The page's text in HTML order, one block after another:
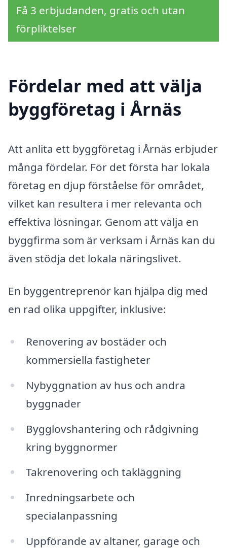
Få 3 erbjudanden, gratis och utan
förpliktelser
Fördelar med att välja
byggföretag i Årnäs
Att anlita ett byggföretag i Årnäs erbjuder
många fördelar. För det första har lokala
företag en djup förståelse för området,
vilket kan resultera i mer relevanta och
effektiva lösningar. Genom att välja en
byggfirma som är verksam i Årnäs kan du
även stödja det lokala näringslivet.
En byggentreprenör kan hjälpa dig med
en rad olika uppgifter, inklusive:
Renovering av bostäder och
kommersiella fastigheter
Nybyggnation av hus och andra
byggnader
Bygglovshantering och rådgivning
kring byggnormer
Takrenovering och takläggning
Inredningsarbete och
specialanpassning
Uppförande av altaner, garage och